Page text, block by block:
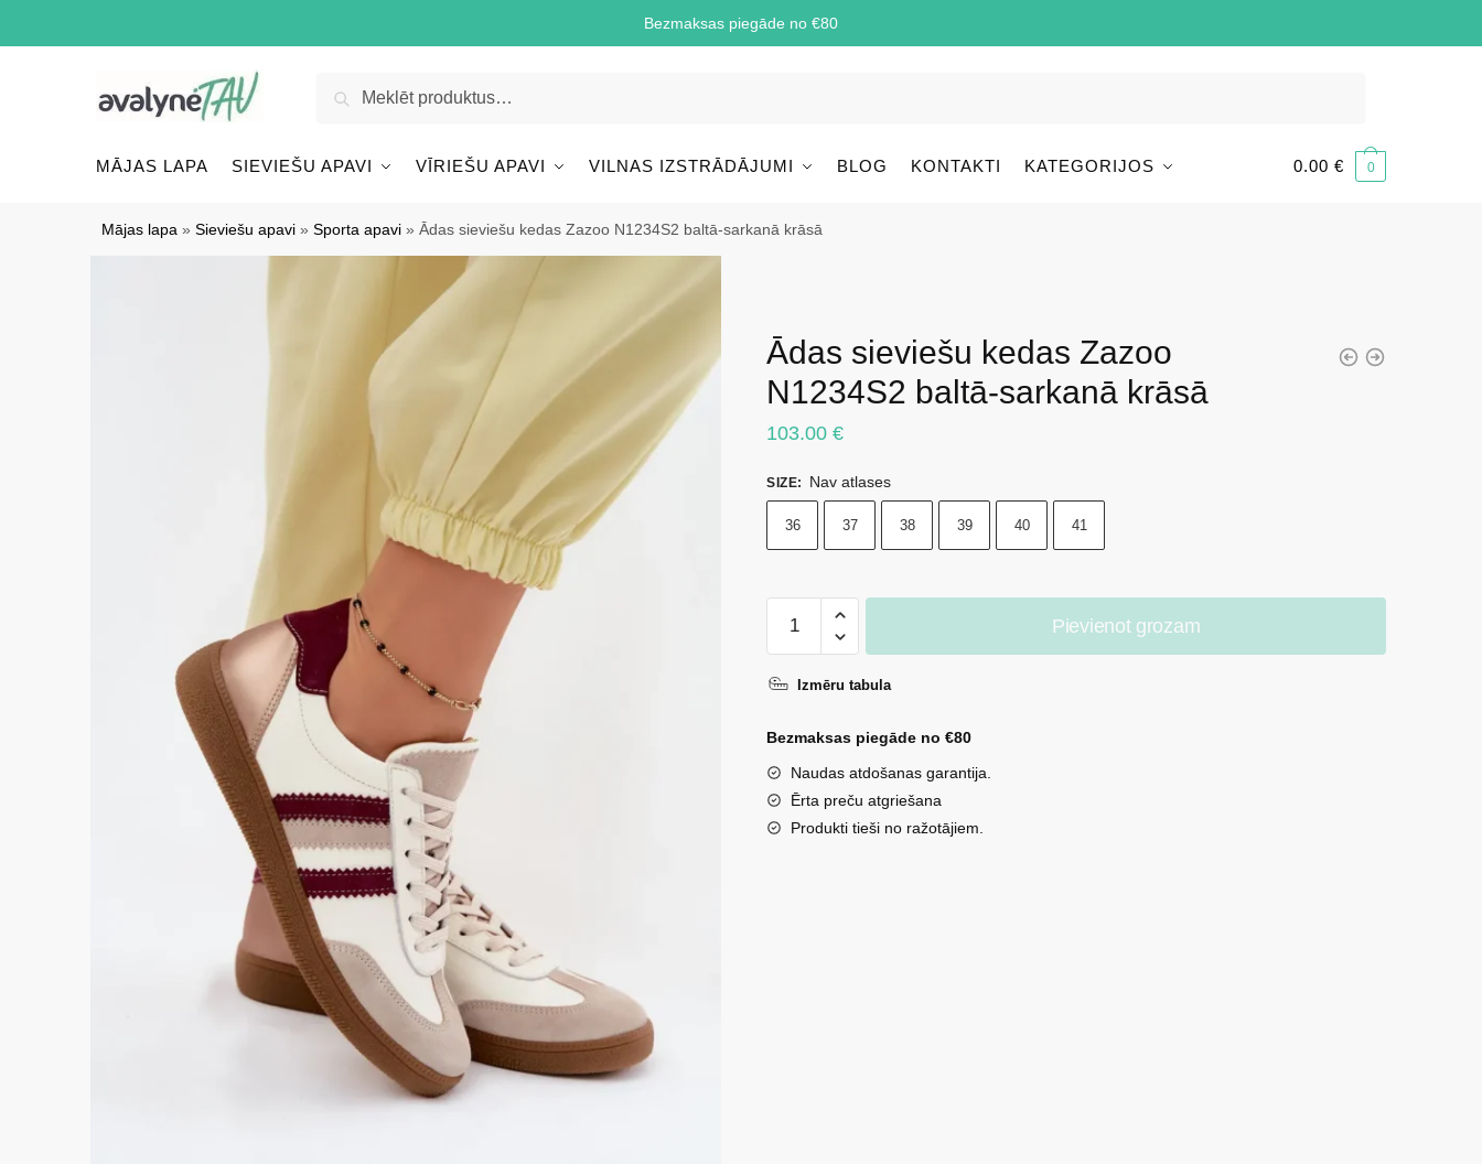
Bezmaksas piegāde no €80
Meklēt
MĀJAS LAPA SIEVIEŠU APAVI VĪRIEŠU APAVI VILNAS IZSTRĀDĀJUMI BLOG KONTAKTI KATEGORIJOS 0.00 € 0
Mājas lapa »Sieviešu apavi »Sporta apavi »Ādas sieviešu kedas Zazoo N1234S2 baltā-sarkanā krāsā
Ādas sieviešu kedas Zazoo
N1234S2 baltā-sarkanā krāsā
103.00€
SIZE: Nav atlases
36 37 38 39 40 41
sieviešu
Zazoo
baltā-
sarkanā
krāsā
daudzums
Pievienot grozam
Izmēru tabula
Bezmaksas piegāde no €80
Naudas atdošanas garantija.
Ērta preču atgriešana
Produkti tieši no ražotājiem.